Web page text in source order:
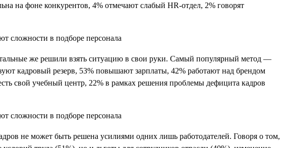
на фоне конкурентов, 4% отмечают слабый HR-отдел, 2% говорят
же решили взять ситуацию в свои руки. Самый популярный метод —
кадровый резерв, 53% повышают зарплаты, 42% работают над брендом
свой учебный центр, 22% в рамках решения проблемы дефицита кадров
не может быть решена усилиями одних лишь работодателей. Говоря о том,